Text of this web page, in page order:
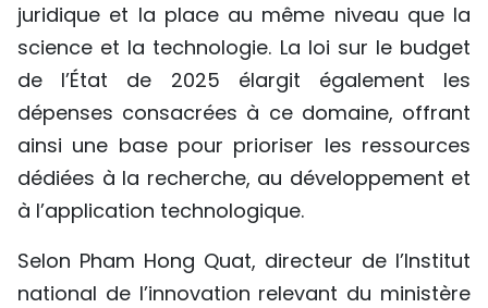
juridique et la place au même niveau que la
science et la technologie. La loi sur le budget
de l’État de 2025 élargit également les
dépenses consacrées à ce domaine, offrant
ainsi une base pour prioriser les ressources
dédiées à la recherche, au développement et
à l’application technologique.
Selon Pham Hong Quat, directeur de l’Institut
national de l’innovation relevant du ministère